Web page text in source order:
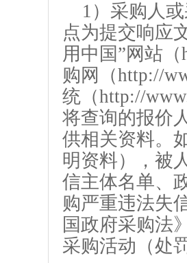
1）采购人
点为提交响应
用中国”网站
购网（http://
统（http://
将查询的报价
供相关资料。
明资料），被
信主体名单、
购严重违法失
国政府采购法
采购活动（处